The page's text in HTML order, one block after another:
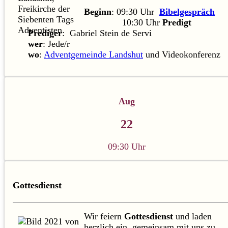
Beginn: 09:30 Uhr Bibelgespräch
10:30 Uhr Predigt
Prediger: Gabriel Stein de Servi
wer: Jede/r
wo: Adventgemeinde Landshut und Videokonferenz
Aug
22
09:30 Uhr
Gottesdienst
Wir feiern Gottesdienst und laden